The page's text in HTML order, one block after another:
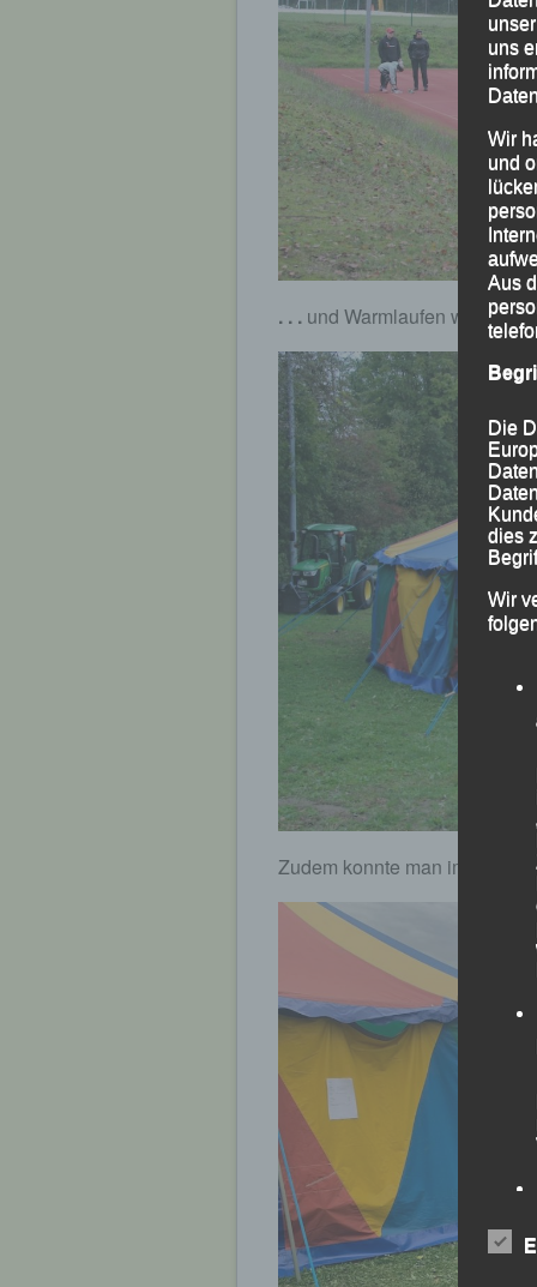
. . . und Warmlaufen war
Zudem konnte man im
uns
Wir
und
Aus
Die
dies
Wir